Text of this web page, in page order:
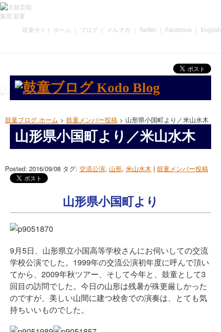
鼓童サイト ホーム ブログ メルマガ Twitter Facebook English
鼓童ブログ ホーム > 鼓童メンバー投稿 > 山形県小国町より／米山水木
山形県小国町より／米山水木
Posted: 2016/09/08 タグ: 交流公演, 山形, 米山水木 | 鼓童メンバー投稿
山形県小国町より
9月5日、山形県立小国高等学校さんにお伺いしての交流
学校公演でした。1999年の交流公演初年度に呼んで頂い
てから、2009年秋ツアー、そして今年と、鼓童として3
回目の訪問でした。今日の山形は残暑が殊更厳しかった
のですが、美しい山間に建つ校舎での演奏は、とても気
持ちいいものでした。